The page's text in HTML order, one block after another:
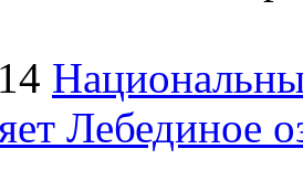
Лебединое